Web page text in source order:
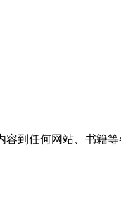
到任何网站、书籍